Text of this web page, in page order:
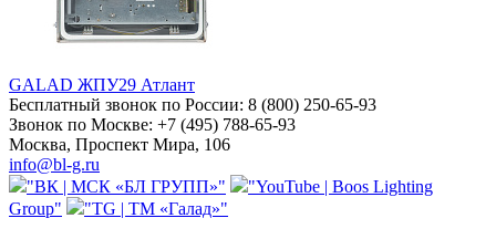
GALAD ЖПУ29 Атлант
Бесплатный звонок по России: 8 (800) 250-65-93
Звонок по Москве: +7 (495) 788-65-93
Москва, Проспект Мира, 106
info@bl-g.ru
"ВК | МСК «БЛ ГРУПП»"
"YouTube | Boos Lighting
Group"
"TG | ТМ «Галад»"